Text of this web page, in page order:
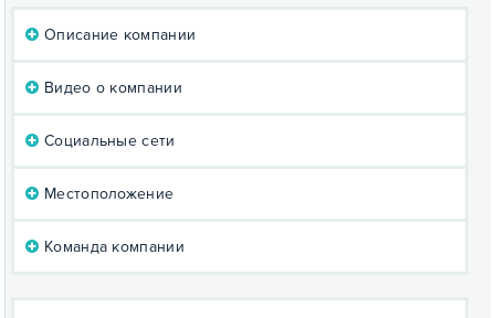
Описание компании
Видео о компании
Социальные сети
Местоположение
Команда компании